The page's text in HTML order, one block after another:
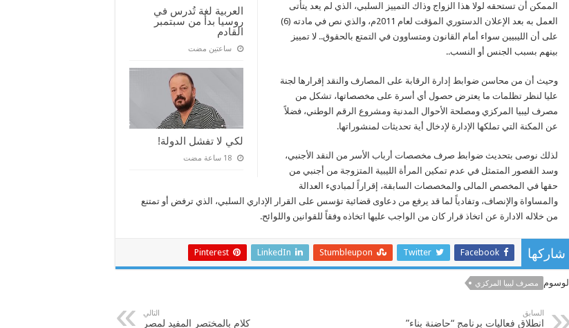
العربية لغة تُدرس في
روسيا بدأ من سبتمبر
القادم
‏ساعتين مضت
لكي لا تفشل الدولة!
الممكن أن تستحقه لولا هذا الزواج وذاك التمييز السلبي، الذي لم يعد يتأتى
العمل به بعد الإعلان الدستوري المؤقت لعام 2011م، والذي نص في مادته (6)
على أن الليبيين سواء أمام القانون ومتساوون في التمتع بالحقوق.. لا تمييز
بينهم بسبب الجنس أو النسب..
وحيث أن من محاسن ضوابط إدارة الرقابة على المصارف والنقد إقرارها لجنة
عليا لنظر تظلمات ما يعترض حصول أي أسرة على مخصصاتها، تشكل من
مصرف ليبيا المركزي ومصلحة الأحوال المدنية ومشروع الرقم الوطني، فضلاً
عن المكنة التي تملكها الإدارة لإدخال أية تحديثات لمنشوراتها.
لذلك نوصى بتحديث ضوابط صرف مخصصات أرباب الأسر من النقد الأجنبي،
وسد القصور المتمثل في عدم تمكين المرأة الليبية المتزوجة من أجنبي من
حقها في المخصص المالى والمخصصات السابقة، إقراراً لمباديء العدالة
والمساواة والإنصاف، وتفادياً لما قد يرفع من دعاوى قضائية تؤسس على القرار الإداري السلبي، الذي ترفض أو تمتنع
من خلاله الادارة عن اتخاذ قرار كان من الواجب عليها اتخاذه وفقاً للقوانين واللوائح.
شاركها Facebook
Twitter
Stumbleupon
LinkedIn
Pinterest
الوسوم مصرف ليبيا المركزي
السابق
انطلاق فعاليات برنامج “حاضنة بناء”
التالي
كلام بالمختصر المفيد لمصر